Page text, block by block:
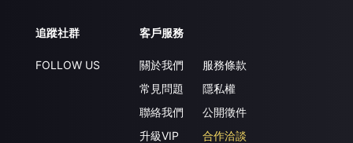
追蹤社群
FOLLOW US
客戶服務
關於我們
常見問題
聯絡我們
升級VIP
服務條款
隱私權
公開徵件
合作洽談